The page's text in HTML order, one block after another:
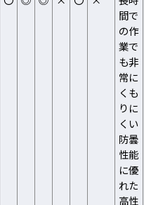
間で
の作
業で
も非
常に
くも
りに
くい
防曇
性能
に優
れた
高性